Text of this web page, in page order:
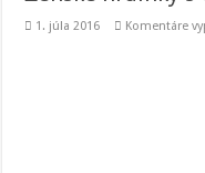
1. júla 2016 Komentáre